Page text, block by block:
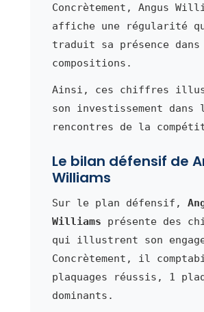
Concrètement, Angus
affiche une régularité
traduit sa présence
compositions.
Ainsi, ces chiffres
son investissement dans
rencontres de la
Le bilan défensif de
Williams
Sur le plan défensif,
Williams présente des
qui illustrent son
Concrètement, il
plaquages réussis, 1
dominants.